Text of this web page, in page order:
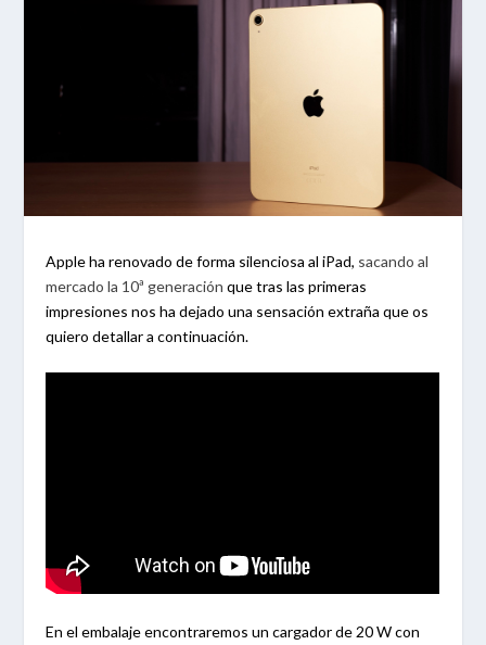
Apple ha renovado de forma silenciosa al iPad, sacando al
mercado la 10ª generación que tras las primeras
impresiones nos ha dejado una sensación extraña que os
quiero detallar a continuación.
En el embalaje encontraremos un cargador de 20 W con